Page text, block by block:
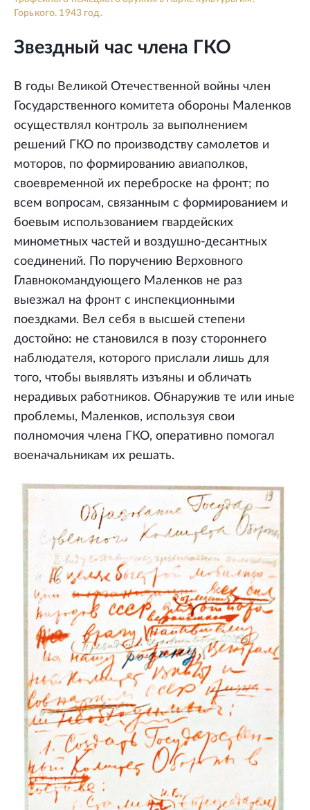
Горького. 1943 год.
Звездный час члена ГКО
В годы Великой Отечественной войны член
Государственного комитета обороны Маленков
осуществлял контроль за выполнением
решений ГКО по производству самолетов и
моторов, по формированию авиаполков,
своевременной их переброске на фронт; по
всем вопросам, связанным с формированием и
боевым использованием гвардейских
минометных частей и воздушно-десантных
соединений. По поручению Верховного
Главнокомандующего Маленков не раз
выезжал на фронт с инспекционными
поездками. Вел себя в высшей степени
достойно: не становился в позу стороннего
наблюдателя, которого прислали лишь для
того, чтобы выявлять изъяны и обличать
нерадивых работников. Обнаружив те или иные
проблемы, Маленков, используя свои
полномочия члена ГКО, оперативно помогал
военачальникам их решать.